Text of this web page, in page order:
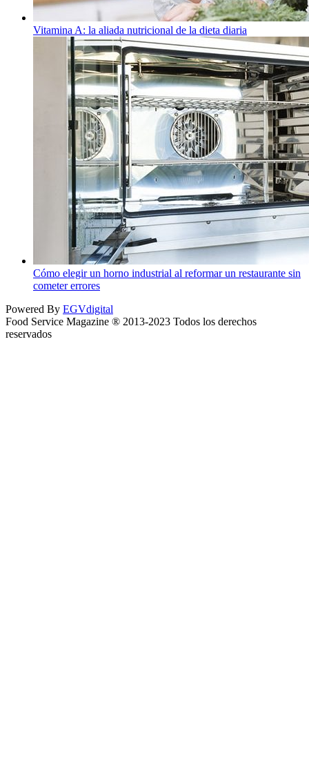
Vitamina A: la aliada nutricional de la dieta diaria
Cómo elegir un horno industrial al reformar un restaurante sin
cometer errores
Powered By EGVdigital
Food Service Magazine ® 2013-2023 Todos los derechos
reservados